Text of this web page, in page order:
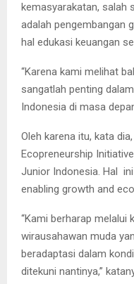
kemasyarakatan, salah
adalah pengembangan
hal edukasi keuangan
“Karena kami melihat
sangatlah penting
Indonesia di masa
Oleh karena itu, kata
Ecopreneurship
Junior Indonesia. Hal
enabling growth and
“Kami berharap
wirausahawan muda
beradaptasi dalam
ditekuni nantinya,”